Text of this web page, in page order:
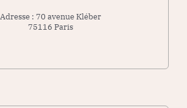
Adresse : 70 avenue Kléber
75116 Paris